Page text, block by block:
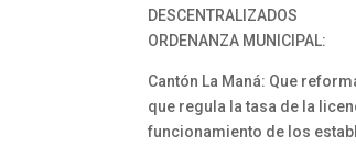
DESCENTRALIZADOS
ORDENANZA MUNICIPAL:
Cantón La Maná: Que
que regula la tasa de la
funcionamiento de los